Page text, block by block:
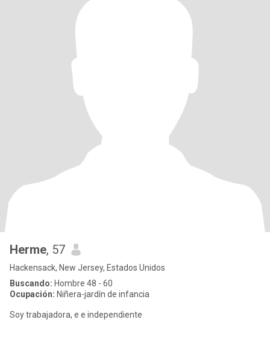
Herme, 57
Hackensack, New Jersey, Estados Unidos
Buscando: Hombre 48 - 60
Ocupación: Niñera-jardín de infancia
Soy trabajadora, e e independiente